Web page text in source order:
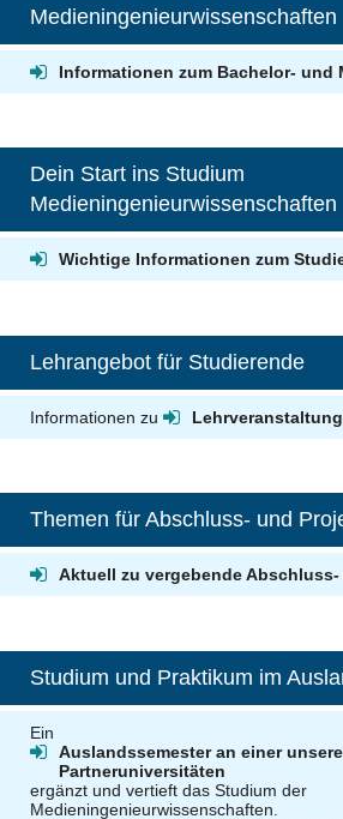
Medieningenieurwissenschaften
Informationen zum Bachelor- und
Dein Start ins Studium
Medieningenieurwissenschaften
Wichtige Informationen zum
Lehrangebot für Studierende
Informationen zu
Themen für Abschluss- und
Aktuell zu vergebende
Studium und Praktikum im
Ein
Auslandssemester an einer
Partneruniversitäten
ergänzt und vertieft das Studium der
Medieningenieurwissenschaften.